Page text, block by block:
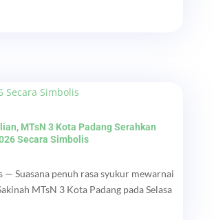
MTsN 3 Kota Padang Serahkan
Secara Simbolis
— Suasana penuh rasa syukur mewarnai
MTsN 3 Kota Padang pada Selasa